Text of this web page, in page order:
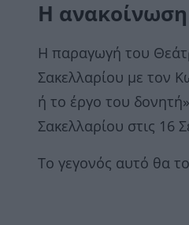
Η ανακοίνωση
Η παραγωγή του
Σακελλαρίου με τον
ή το έργο του
Σακελλαρίου στις 16
Το γεγονός αυτό θα